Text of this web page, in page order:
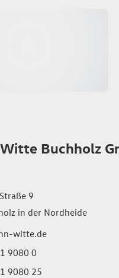
Buchholz
9
in der Nordheide
witte.de
9080 0
9080 25